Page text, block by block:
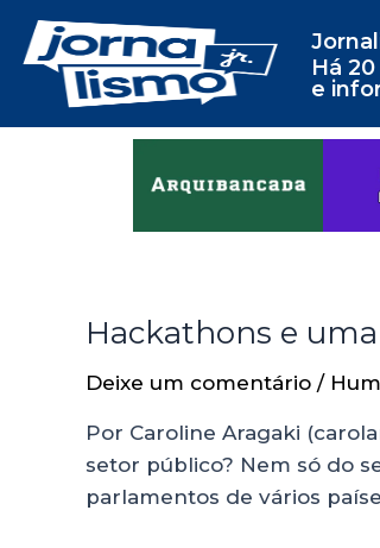
Há
e
Hackathons e
Deixe um comentário /
Por Caroline Aragaki
setor público? Nem só do
parlamentos de vários